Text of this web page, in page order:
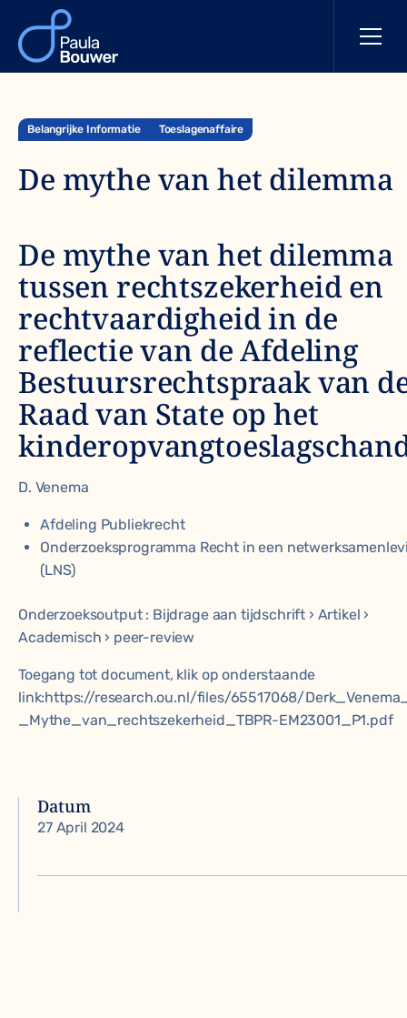
Belangrijke Informatie Toeslagenaffaire
De mythe van het dilemma
De mythe van het dilemma
tussen rechtszekerheid en
rechtvaardigheid in de
reflectie van de Afdeling
Bestuursrechtspraak van
Raad van State op het
D. Venema
Afdeling Publiekrecht
Onderzoeksprogramma Recht in een
(LNS)
Onderzoeksoutput : Bijdrage aan tijdschrift › Artikel ›
Academisch › peer-review
Toegang tot document, klik op onderstaande
link:https://research.ou.nl/files/65517068/
_Mythe_van_rechtszekerheid_TBPR-EM23001_P1.pdf
Datum
27 April 2024